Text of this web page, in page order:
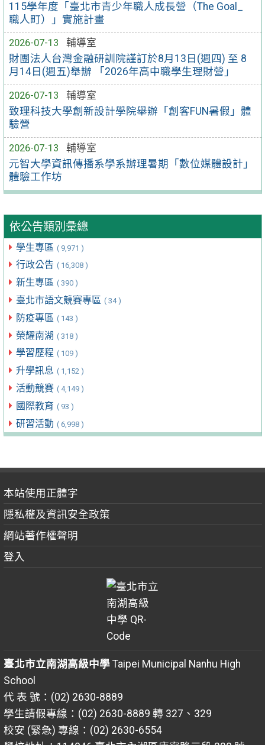
115學年度「臺北市青少年職人成長營（The Goal_
職人町）」實施計畫
2026-07-13
輔導室
財團法人台灣金融研訓院謹訂於8月13日(週四) 至 8
月14日(週五)舉辦 「2026年高中職學生理財營」
2026-07-13
輔導室
致理科技大學創新設計學院舉辦「創客FUN暑假」體
驗營
2026-07-13
輔導室
元智大學資訊傳播系學系辦理暑期「數位媒體設計」
體驗工作坊
依公告類別彙總
學生專區 ( 9,971 )
行政公告 ( 16,308 )
新生專區 ( 390 )
臺北市語文競賽專區 ( 34 )
防疫專區 ( 143 )
榮耀南湖 ( 318 )
學習歷程 ( 109 )
升學訊息 ( 1,152 )
活動競賽 ( 4,149 )
國際教育 ( 93 )
研習活動 ( 6,998 )
本站使用正體字
隱私權及資訊安全政策
網站著作權聲明
登入
臺北市立南湖高級中學Taipei Municipal Nanhu High
School
代 表 號：(02) 2630-8889
學生請假專線：(02) 2630-8889 轉 327、329
校安 (緊急) 專線：(02) 2630-6554